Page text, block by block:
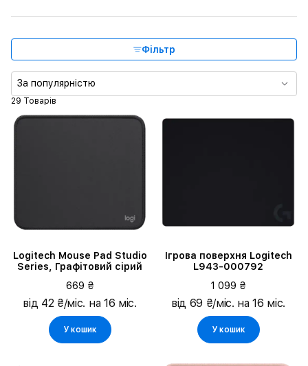
Фільтр
Бренд
Тип продукту
29 Товарів
За популярністю
Logitech Mouse Pad Studio
Series, Графітовий сірий
669 ₴
від 42 ₴/міс. на 16 міс.
У кошик
Ігрова поверхня Logitech
L943-000792
1 099 ₴
від 69 ₴/міс. на 16 міс.
У кошик